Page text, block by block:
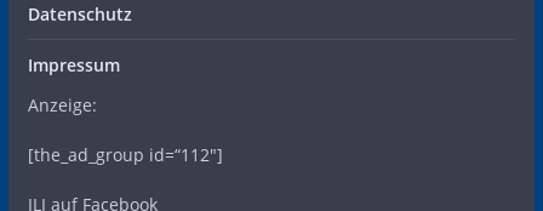
Datenschutz
Impressum
Anzeige:
[the_ad_group id=“112″]
ILI auf Facebook